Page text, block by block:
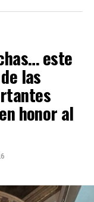
Nacional,
diversidad que
puertas a
y nos hacen
del mundo.
este
las
honor al